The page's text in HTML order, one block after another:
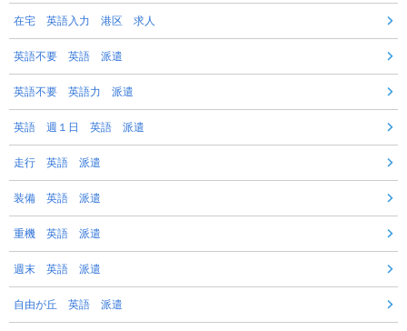
在宅 英語入力 港区 求人
英語不要 英語 派遣
英語不要 英語力 派遣
英語 週１日 英語 派遣
走行 英語 派遣
装備 英語 派遣
重機 英語 派遣
週末 英語 派遣
自由が丘 英語 派遣